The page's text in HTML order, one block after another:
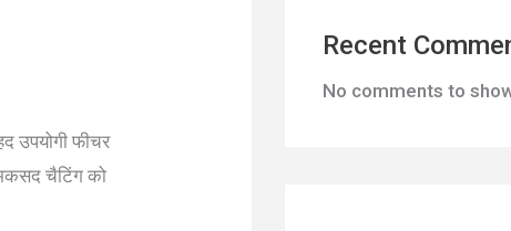
उपयोगी फीचर
चैटिंग को
Recent
No comments to